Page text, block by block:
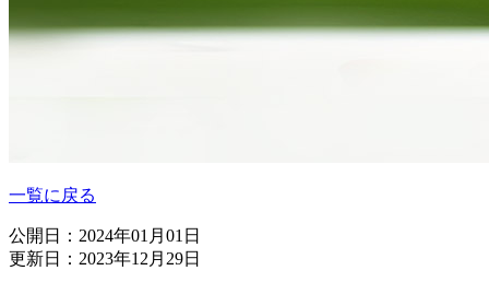
一覧に戻る
公開日：2024年01月01日
更新日：2023年12月29日